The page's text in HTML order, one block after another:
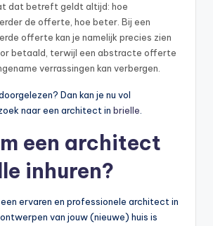
dat betreft geldt altijd: hoe
de offerte, hoe beter. Bij een
offerte kan je namelijk precies zien
betaald, terwijl een abstracte offerte
verrassingen kan verbergen.
Dan kan je nu vol
naar een architect in brielle.
een architect
inhuren?
een ervaren en professionele architect in
van jouw (nieuwe) huis is